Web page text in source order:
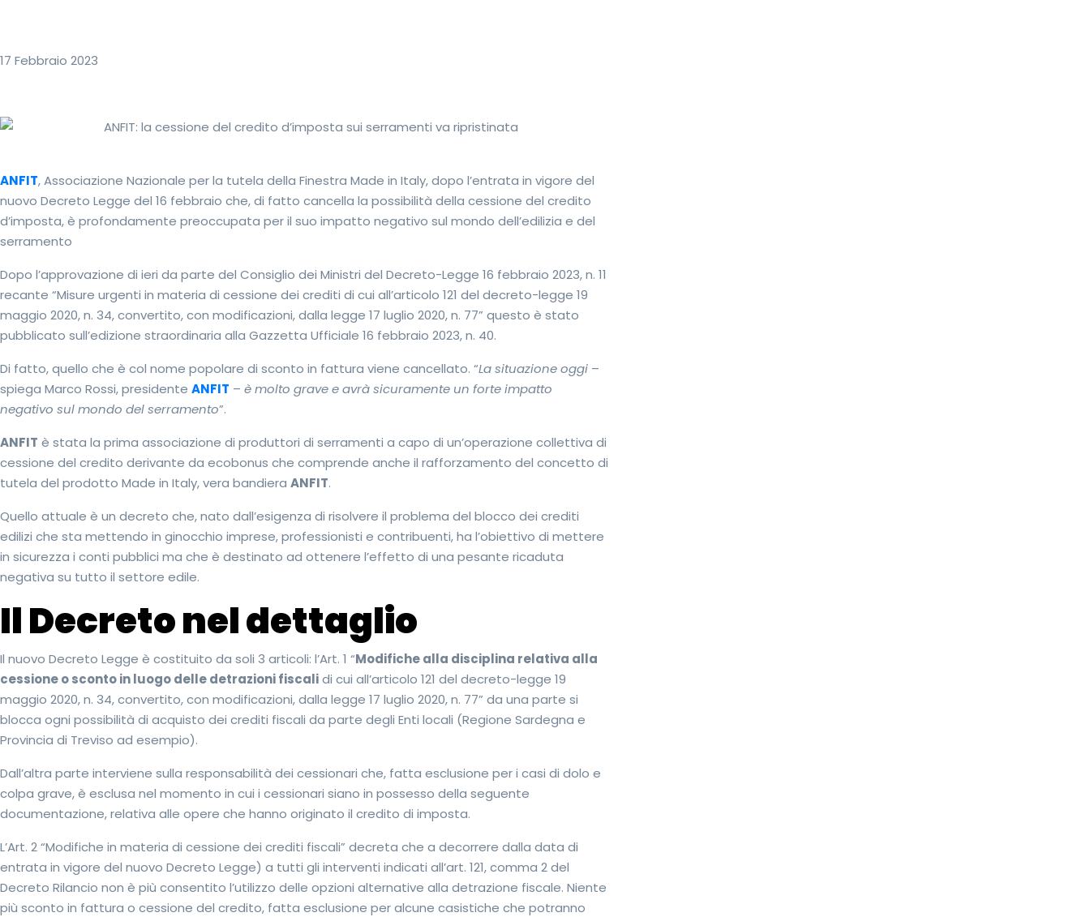
17 Febbraio 2023
ANFIT, Associazione Nazionale per la tutela della Finestra Made in Italy, dopo l’entrata in vigore del
nuovo Decreto Legge del 16 febbraio che, di fatto cancella la possibilità della cessione del credito
d’imposta, è profondamente preoccupata per il suo impatto negativo sul mondo dell’edilizia e del
serramento
Dopo l’approvazione di ieri da parte del Consiglio dei Ministri del Decreto-Legge 16 febbraio 2023, n. 11
recante “Misure urgenti in materia di cessione dei crediti di cui all’articolo 121 del decreto-legge 19
maggio 2020, n. 34, convertito, con modificazioni, dalla legge 17 luglio 2020, n. 77” questo è stato
pubblicato sull’edizione straordinaria alla Gazzetta Ufficiale 16 febbraio 2023, n. 40.
Di fatto, quello che è col nome popolare di sconto in fattura viene cancellato. “La situazione oggi –
spiega Marco Rossi, presidente ANFIT – è molto grave e avrà sicuramente un forte impatto
negativo sul mondo del serramento”.
ANFIT è stata la prima associazione di produttori di serramenti a capo di un’operazione collettiva di
cessione del credito derivante da ecobonus che comprende anche il rafforzamento del concetto di
tutela del prodotto Made in Italy, vera bandiera ANFIT.
Quello attuale è un decreto che, nato dall’esigenza di risolvere il problema del blocco dei crediti
edilizi che sta mettendo in ginocchio imprese, professionisti e contribuenti, ha l’obiettivo di mettere
in sicurezza i conti pubblici ma che è destinato ad ottenere l’effetto di una pesante ricaduta
negativa su tutto il settore edile.
Il Decreto nel dettaglio
Il nuovo Decreto Legge è costituito da soli 3 articoli: l’Art. 1 “Modifiche alla disciplina relativa alla
cessione o sconto in luogo delle detrazioni fiscalidi cui all’articolo 121 del decreto-legge 19
maggio 2020, n. 34, convertito, con modificazioni, dalla legge 17 luglio 2020, n. 77” da una parte si
blocca ogni possibilità di acquisto dei crediti fiscali da parte degli Enti locali (Regione Sardegna e
Provincia di Treviso ad esempio).
Dall’altra parte interviene sulla responsabilità dei cessionari che, fatta esclusione per i casi di dolo e
colpa grave, è esclusa nel momento in cui i cessionari siano in possesso della seguente
documentazione, relativa alle opere che hanno originato il credito di imposta.
L’Art. 2 “Modifiche in materia di cessione dei crediti fiscali” decreta che a decorrere dalla data di
entrata in vigore del nuovo Decreto Legge) a tutti gli interventi indicati all’art. 121, comma 2 del
Decreto Rilancio non è più consentito l’utilizzo delle opzioni alternative alla detrazione fiscale. Niente
più sconto in fattura o cessione del credito, fatta esclusione per alcune casistiche che potranno